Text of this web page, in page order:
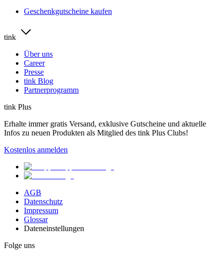
Geschenkgutscheine kaufen
tink
Über uns
Career
Presse
tink Blog
Partnerprogramm
tink Plus
Erhalte immer gratis Versand, exklusive Gutscheine und aktuelle
Infos zu neuen Produkten als Mitglied des tink Plus Clubs!
Kostenlos anmelden
AGB
Datenschutz
Impressum
Glossar
Dateneinstellungen
Folge uns